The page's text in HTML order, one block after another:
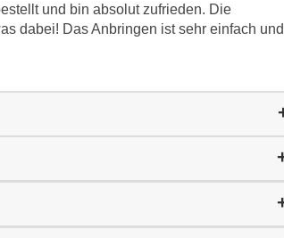
und bin absolut zufrieden. Die
dabei! Das Anbringen ist sehr einfach und